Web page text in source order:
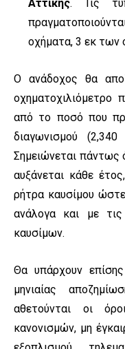
Αττικής. Τις
οχήματα, 3 εκ των
Ο ανάδοχος θα
από το ποσό που
διαγωνισμού
Σημειώνεται πάντως
αυξάνεται κάθε
ρήτρα καυσίμου
ανάλογα και με
καυσίμων.
Θα υπάρχουν επίσης
μηνιαίας
αθετούνται οι
κανονισμών, μη